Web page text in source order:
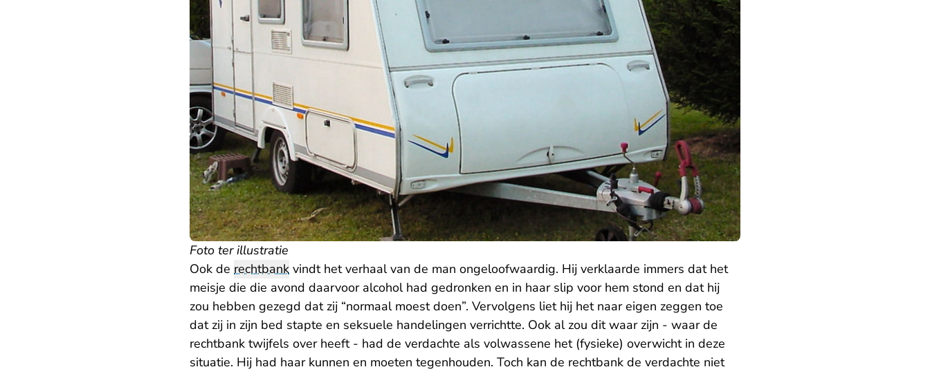
Foto ter illustratie
Ook de rechtbank vindt het verhaal van de man ongeloofwaardig. Hij verklaarde immers dat het
meisje die die avond daarvoor alcohol had gedronken en in haar slip voor hem stond en dat hij
zou hebben gezegd dat zij “normaal moest doen”. Vervolgens liet hij het naar eigen zeggen toe
dat zij in zijn bed stapte en seksuele handelingen verrichtte. Ook al zou dit waar zijn - waar de
rechtbank twijfels over heeft - had de verdachte als volwassene het (fysieke) overwicht in deze
situatie. Hij had haar kunnen en moeten tegenhouden. Toch kan de rechtbank de verdachte niet